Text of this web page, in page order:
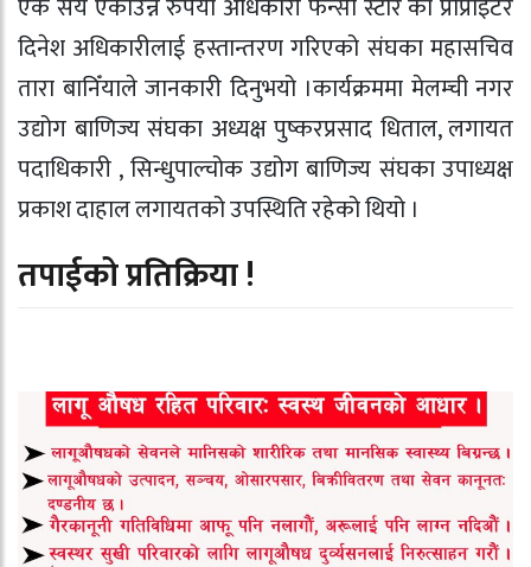
दिनेश अधिकारीलाई हस्तान्तरण गरिएको संघका महासचिव
तारा बानिँयाले जानकारी दिनुभयो ।कार्यक्रममा मेलम्ची नगर
उद्योग बाणिज्य संघका अध्यक्ष पुष्करप्रसाद धिताल, लगायत
पदाधिकारी , सिन्धुपाल्चोक उद्योग बाणिज्य संघका उपाध्यक्ष
प्रकाश दाहाल लगायतको उपस्थिति रहेको थियो ।
तपाईको प्रतिक्रिया !